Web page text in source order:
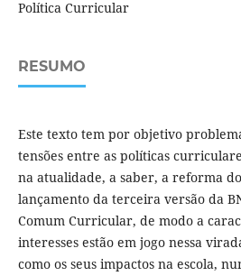
Política Curricular
RESUMO
Este texto tem por objetivo
tensões entre as políticas
na atualidade, a saber, a reforma
lançamento da terceira versão da
Comum Curricular, de modo a
interesses estão em jogo nessa
como os seus impactos na escola,